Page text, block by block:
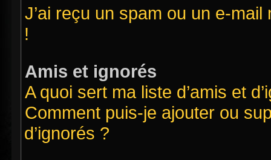
J’ai reçu un spam ou un e-
!
Amis et ignorés
A quoi sert ma liste d’amis et
Comment puis-je ajouter ou
d’ignorés ?